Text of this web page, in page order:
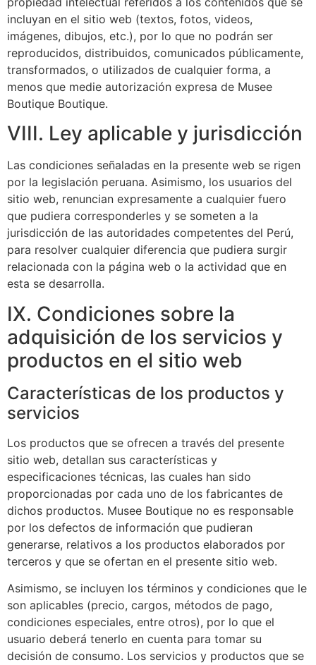
incluyan en el sitio web (textos, fotos, videos,
imágenes, dibujos, etc.), por lo que no podrán ser
reproducidos, distribuidos, comunicados públicamente,
transformados, o utilizados de cualquier forma, a
menos que medie autorización expresa de Musee
Boutique Boutique.
VIII. Ley aplicable y jurisdicción
Las condiciones señaladas en la presente web se rigen
por la legislación peruana. Asimismo, los usuarios del
sitio web, renuncian expresamente a cualquier fuero
que pudiera corresponderles y se someten a la
jurisdicción de las autoridades competentes del Perú,
para resolver cualquier diferencia que pudiera surgir
relacionada con la página web o la actividad que en
esta se desarrolla.
IX. Condiciones sobre la
adquisición de los servicios y
productos en el sitio web
Características de los productos y
servicios
Los productos que se ofrecen a través del presente
sitio web, detallan sus características y
especificaciones técnicas, las cuales han sido
proporcionadas por cada uno de los fabricantes de
dichos productos. Musee Boutique no es responsable
por los defectos de información que pudieran
generarse, relativos a los productos elaborados por
terceros y que se ofertan en el presente sitio web.
Asimismo, se incluyen los términos y condiciones que le
son aplicables (precio, cargos, métodos de pago,
condiciones especiales, entre otros), por lo que el
usuario deberá tenerlo en cuenta para tomar su
decisión de consumo. Los servicios y productos que se